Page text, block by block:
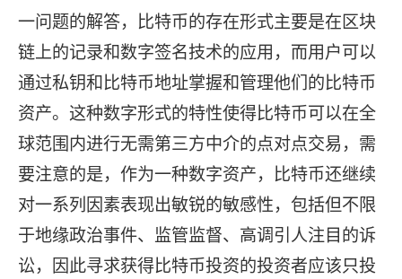
一问题的解答，比特币的存在形式主要是在区块
链上的记录和数字签名技术的应用，而用户可以
通过私钥和比特币地址掌握和管理他们的比特币
资产。这种数字形式的特性使得比特币可以在全
球范围内进行无需第三方中介的点对点交易，需
要注意的是，作为一种数字资产，比特币还继续
对一系列因素表现出敏锐的敏感性，包括但不限
于地缘政治事件、监管监督、高调引人注目的诉
讼，因此寻求获得比特币投资的投资者应该只投